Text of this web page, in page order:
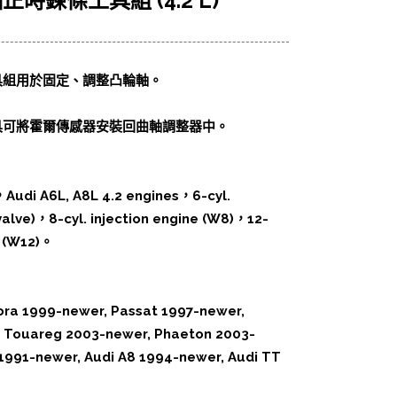
用於固定、調整凸輪軸。
將霍爾傳感器安裝回曲軸調整器中。
Audi A6L, A8L 4.2 engines，6-cyl.
，8-cyl. injection engine (W8)，12-
。
1999-newer, Passat 1997-newer,
2003-newer, Phaeton 2003-
newer, Audi A8 1994-newer, Audi TT